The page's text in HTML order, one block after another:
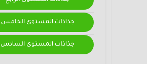
جذاذات المستوى الخامس
جذاذات المستوى السادس